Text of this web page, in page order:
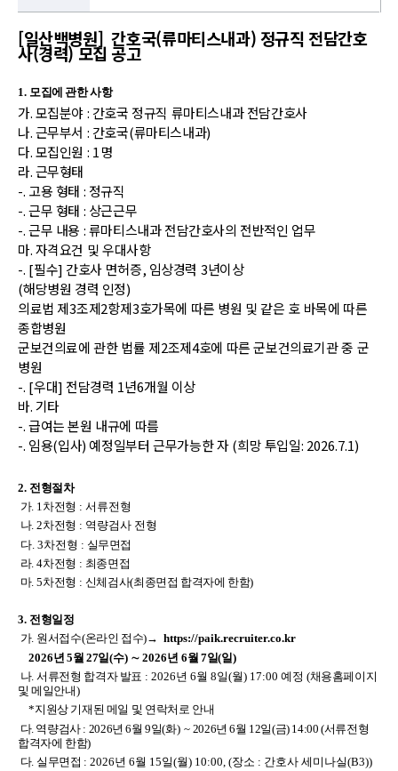
[일산백병원] 간호국(류마티스내과) 정규직 전담간호
사(경력) 모집 공고
1. 모집에 관한 사항
가.모집분야: 간호국 정규직 류마티스내과 전담간호사
나.근무부서 : 간호국(류마티스내과)
다.모집인원 : 1명
라.근무형태
-. 고용 형태 : 정규직
-.근무 형태 : 상근근무
-.근무 내용 :류마티스내과 전담간호사의 전반적인 업무
마.자격요건 및 우대사항
-. [필수] 간호사 면허증, 임상경력 3년이상
(해당병원 경력 인정)
의료법 제3조제2항제3호가목에 따른 병원 및 같은 호 바목에 따른
종합병원
군보건의료에 관한 법률 제2조제4호에 따른 군보건의료기관 중 군
병원
-. [우대] 전담경력 1년6개월 이상
바.기타
-.급여는 본원 내규에 따름
-. 임용(입사) 예정일부터 근무가능한 자(희망 투입일: 2026.7.1)
2. 전형절차
가. 1차전형 : 서 류전형
나. 2차전형 : 역량검사 전형
다. 3차전형 : 실무면접
라. 4차전형 : 최종면접
마. 5차전형 : 신체검사(최종면접 합격자에 한함)
3. 전형일정
가. 원서접수(온라인 접수)→https://paik.recruiter.co.kr
2026년 5월 27일 (수) ∼ 2026년 6월 7일(일)
나.서류전형 합격자 발표 : 2026년 6월 8일(월) 17:00 예정 (채용홈페이지
및 메일안내)
*지원상 기재된 메일 및 연락처로 안내
다. 역량검사 : 2026년 6월 9일(화) ~ 2026년 6월 12일(금) 14:00 (서류전형
합격자에 한함)
다. 실무면접 : 2026년 6월 15일(월) 10:00, (장소 : 간호사 세미나실(B3))